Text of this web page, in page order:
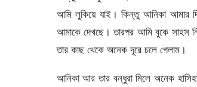
আমি লুকিয়ে যাই। কিন্তু আনিকা আমার
আমাকে দেখছে। তারপর আমি বুকে সাহস
তার কাছ থেকে অনেক দূরে চলে গেলাম।
আনিকা আর তার বন্ধুরা মিলে অনেক